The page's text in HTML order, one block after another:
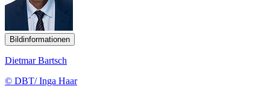
Bildinformationen
Dietmar Bartsch
© DBT/ Inga Haar